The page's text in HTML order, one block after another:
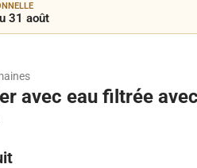
31 août
avec eau filtrée